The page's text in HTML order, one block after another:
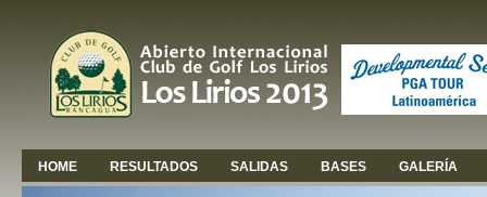
HOME RESULTADOS SALIDAS BASES GALERÍA